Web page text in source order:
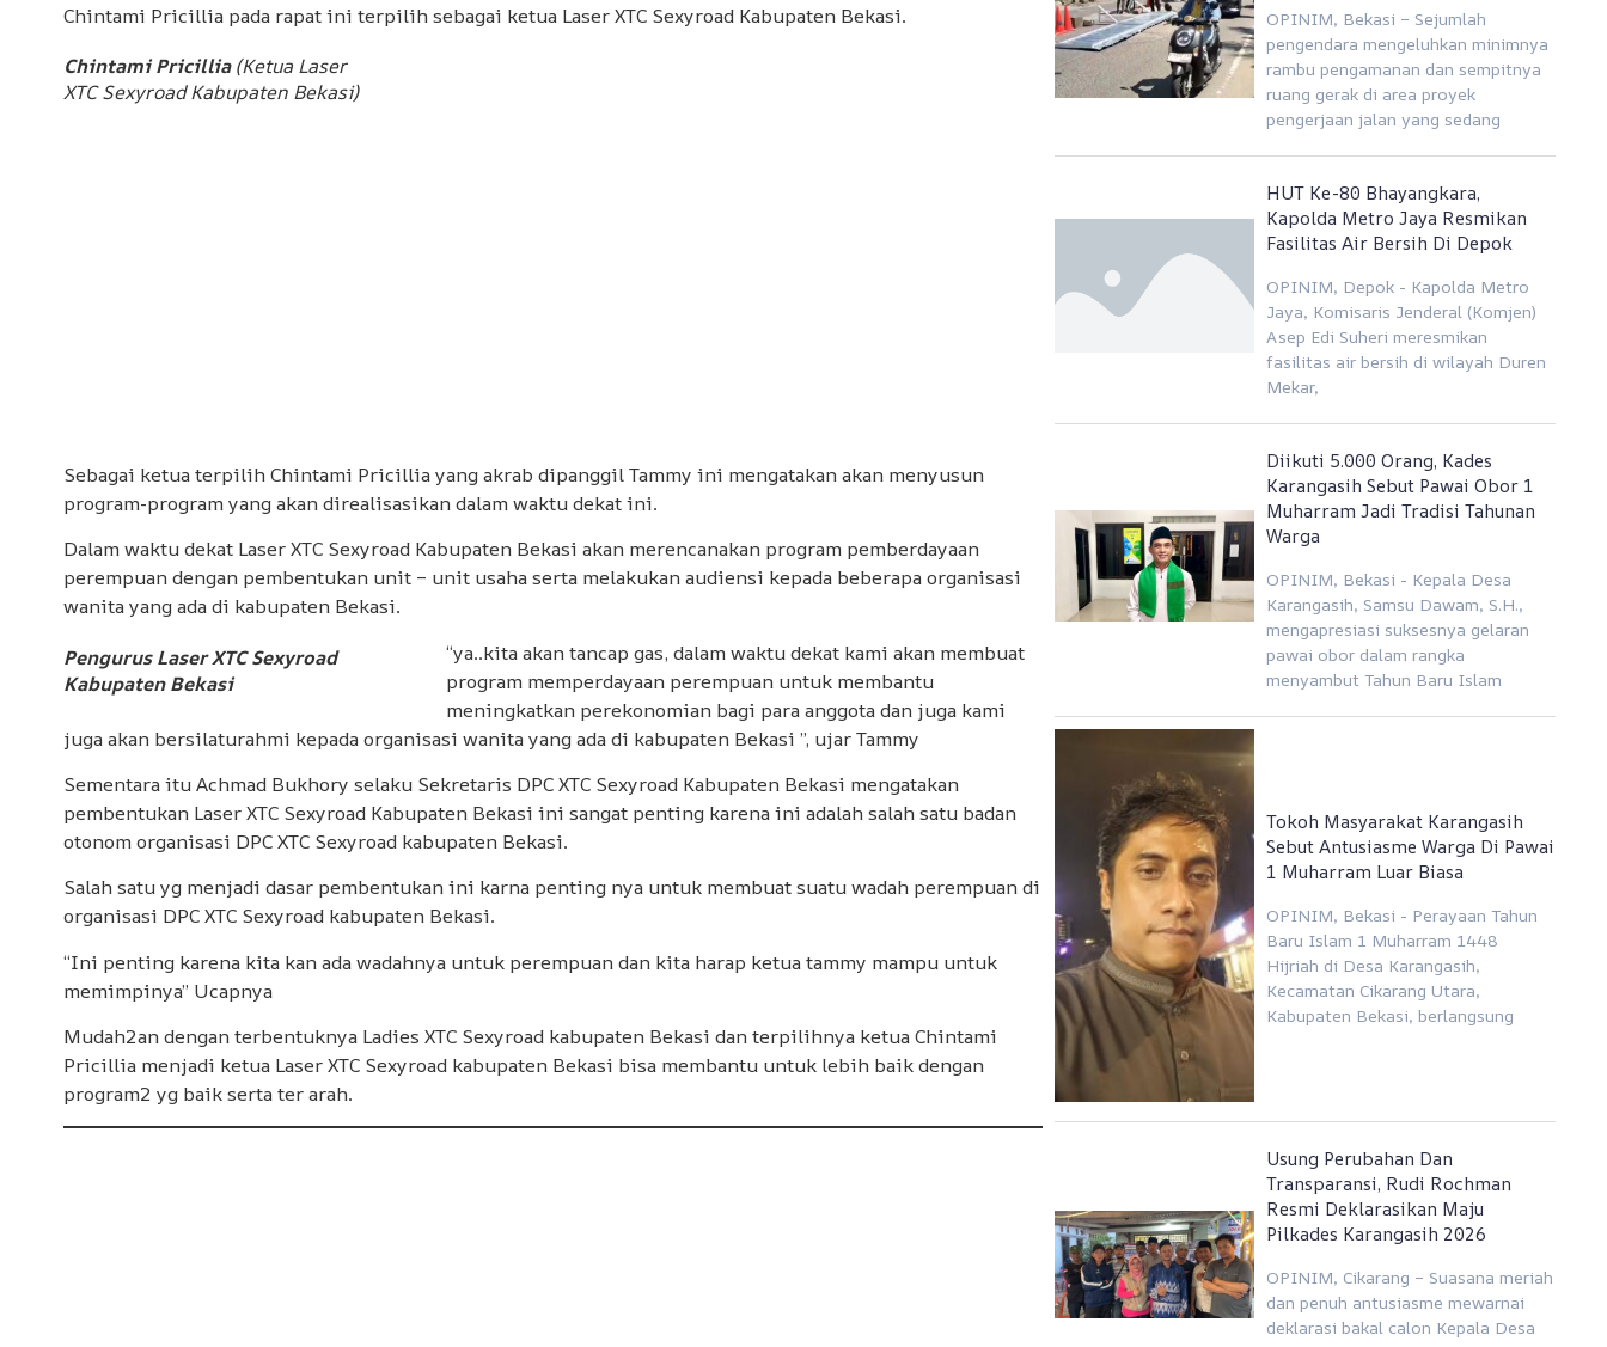
Chintami Pricillia pada rapat ini terpilih sebagai ketua Laser XTC Sexyroad Kabupaten Bekasi.
Chintami Pricillia(Ketua Laser
XTC Sexyroad Kabupaten Bekasi)
Sebagai ketua terpilih Chintami Pricillia yang akrab dipanggil Tammy ini mengatakan akan menyusun
program-program yang akan direalisasikan dalam waktu dekat ini.
Dalam waktu dekat Laser XTC Sexyroad Kabupaten Bekasi akan merencanakan program pemberdayaan
perempuan dengan pembentukan unit – unit usaha serta melakukan audiensi kepada beberapa organisasi
wanita yang ada di kabupaten Bekasi.
Pengurus Laser XTC Sexyroad
Kabupaten Bekasi
“ya..kita akan tancap gas, dalam waktu dekat kami akan membuat
program memperdayaan perempuan untuk membantu
meningkatkan perekonomian bagi para anggota dan juga kami
juga akan bersilaturahmi kepada organisasi wanita yang ada di kabupaten Bekasi ”, ujar Tammy
Sementara itu Achmad Bukhory selaku Sekretaris DPC XTC Sexyroad Kabupaten Bekasi mengatakan
pembentukan Laser XTC Sexyroad Kabupaten Bekasi ini sangat penting karena ini adalah salah satu badan
otonom organisasi DPC XTC Sexyroad kabupaten Bekasi.
Salah satu yg menjadi dasar pembentukan ini karna penting nya untuk membuat suatu wadah perempuan di
organisasi DPC XTC Sexyroad kabupaten Bekasi.
“Ini penting karena kita kan ada wadahnya untuk perempuan dan kita harap ketua tammy mampu untuk
memimpinya” Ucapnya
Mudah2an dengan terbentuknya Ladies XTC Sexyroad kabupaten Bekasi dan terpilihnya ketua Chintami
Pricillia menjadi ketua Laser XTC Sexyroad kabupaten Bekasi bisa membantu untuk lebih baik dengan
program2 yg baik serta ter arah.
OPINIM, Bekasi – Sejumlah
pengendara mengeluhkan minimnya
rambu pengamanan dan sempitnya
ruang gerak di area proyek
pengerjaan jalan yang sedang
HUT Ke-80 Bhayangkara,
Kapolda Metro Jaya Resmikan
Fasilitas Air Bersih Di Depok
OPINIM, Depok - Kapolda Metro
Jaya, Komisaris Jenderal (Komjen)
Asep Edi Suheri meresmikan
fasilitas air bersih di wilayah Duren
Mekar,
Diikuti 5.000 Orang, Kades
Karangasih Sebut Pawai Obor 1
Muharram Jadi Tradisi Tahunan
Warga
OPINIM, Bekasi - Kepala Desa
Karangasih, Samsu Dawam, S.H.,
mengapresiasi suksesnya gelaran
pawai obor dalam rangka
menyambut Tahun Baru Islam
Tokoh Masyarakat Karangasih
Sebut Antusiasme Warga Di Pawai
1 Muharram Luar Biasa
OPINIM, Bekasi - Perayaan Tahun
Baru Islam 1 Muharram 1448
Hijriah di Desa Karangasih,
Kecamatan Cikarang Utara,
Kabupaten Bekasi, berlangsung
Usung Perubahan Dan
Transparansi, Rudi Rochman
Resmi Deklarasikan Maju
Pilkades Karangasih 2026
OPINIM, Cikarang – Suasana meriah
dan penuh antusiasme mewarnai
deklarasi bakal calon Kepala Desa